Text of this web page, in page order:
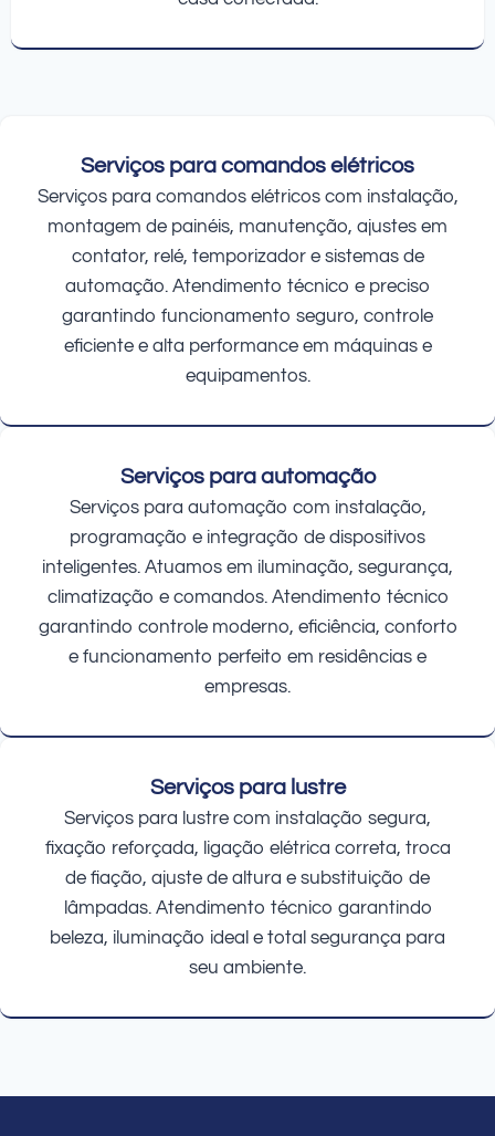
Serviços para comandos elétricos
Serviços para comandos elétricos com instalação,
montagem de painéis, manutenção, ajustes em
contator, relé, temporizador e sistemas de
automação. Atendimento técnico e preciso
garantindo funcionamento seguro, controle
eficiente e alta performance em máquinas e
equipamentos.
Serviços para automação
Serviços para automação com instalação,
programação e integração de dispositivos
inteligentes. Atuamos em iluminação, segurança,
climatização e comandos. Atendimento técnico
garantindo controle moderno, eficiência, conforto
e funcionamento perfeito em residências e
empresas.
Serviços para lustre
Serviços para lustre com instalação segura,
fixação reforçada, ligação elétrica correta, troca
de fiação, ajuste de altura e substituição de
lâmpadas. Atendimento técnico garantindo
beleza, iluminação ideal e total segurança para
seu ambiente.